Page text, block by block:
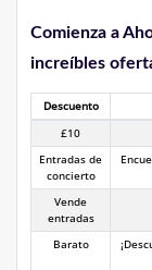
Comienza a
increíbles
Descuento
£10
Entradas de
concierto
Vende
entradas
Barato